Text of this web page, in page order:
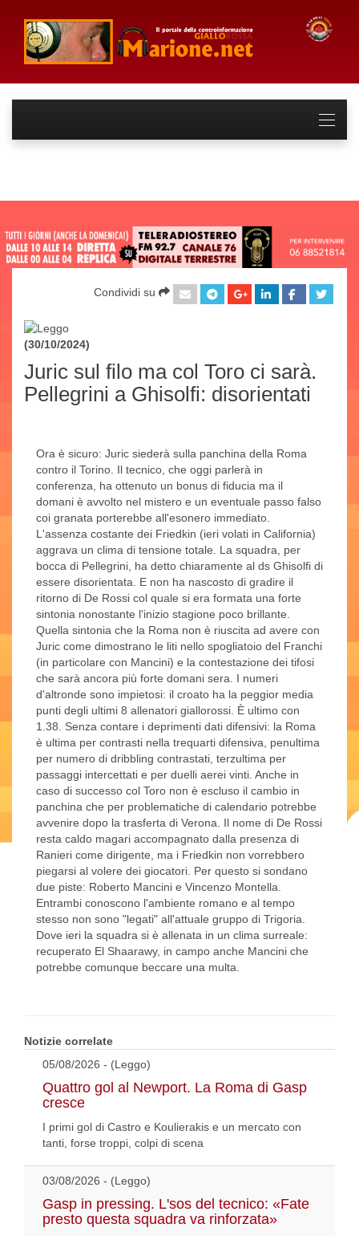
Condividi su
(30/10/2024)
Juric sul filo ma col Toro ci sarà.
Pellegrini a Ghisolfi: disorientati
Ora è sicuro: Juric siederà sulla panchina della Roma
contro il Torino. Il tecnico, che oggi parlerà in
conferenza, ha ottenuto un bonus di fiducia ma il
domani è avvolto nel mistero e un eventuale passo falso
coi granata porterebbe all'esonero immediato.
L'assenza costante dei Friedkin (ieri volati in California)
aggrava un clima di tensione totale. La squadra, per
bocca di Pellegrini, ha detto chiaramente al ds Ghisolfi di
essere disorientata. E non ha nascosto di gradire il
ritorno di De Rossi col quale si era formata una forte
sintonia nonostante l'inizio stagione poco brillante.
Quella sintonia che la Roma non è riuscita ad avere con
Juric come dimostrano le liti nello spogliatoio del Franchi
(in particolare con Mancini) e la contestazione dei tifosi
che sarà ancora più forte domani sera. I numeri
d'altronde sono impietosi: il croato ha la peggior media
punti degli ultimi 8 allenatori giallorossi. È ultimo con
1.38. Senza contare i deprimenti dati difensivi: la Roma
è ultima per contrasti nella trequarti difensiva, penultima
per numero di dribbling contrastati, terzultima per
passaggi intercettati e per duelli aerei vinti. Anche in
caso di successo col Toro non è escluso il cambio in
panchina che per problematiche di calendario potrebbe
avvenire dopo la trasferta di Verona. Il nome di De Rossi
resta caldo magari accompagnato dalla presenza di
Ranieri come dirigente, ma i Friedkin non vorrebbero
piegarsi al volere dei giocatori. Per questo si sondano
due piste: Roberto Mancini e Vincenzo Montella.
Entrambi conoscono l'ambiente romano e al tempo
stesso non sono "legati" all'attuale gruppo di Trigoria.
Dove ieri la squadra si è allenata in un clima surreale:
recuperato El Shaarawy, in campo anche Mancini che
potrebbe comunque beccare una multa.
Notizie correlate
05/08/2026 - (Leggo)
Quattro gol al Newport. La Roma di Gasp
cresce
I primi gol di Castro e Koulierakis e un mercato con
tanti, forse troppi, colpi di scena
03/08/2026 - (Leggo)
Gasp in pressing. L'sos del tecnico: «Fate
presto questa squadra va rinforzata»